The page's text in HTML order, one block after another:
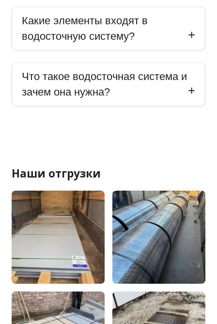
Какие элементы входят в
водосточную систему?
Что такое водосточная система и
зачем она нужна?
Наши отгрузки